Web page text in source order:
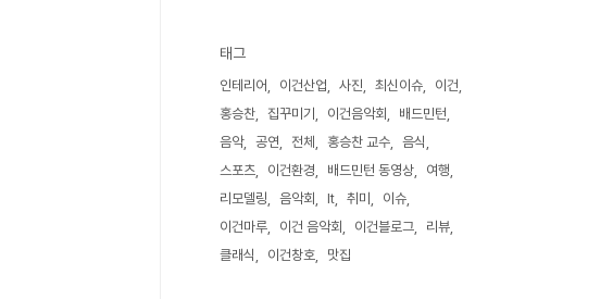
태그
인테리어 이건산업 사진 최신이슈
이건
홍승찬
집꾸미기 이건음악회
배드민턴
음악
공연 전체 홍승찬 교수
음식
스포츠
이건환경 배드민턴 동영상
여행
리모델링
음악회 It 취미
이슈
이건마루
이건 음악회 이건블로그
리뷰
클래식
이건창호 맛집